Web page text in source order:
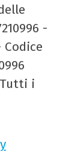
-
Codice
i